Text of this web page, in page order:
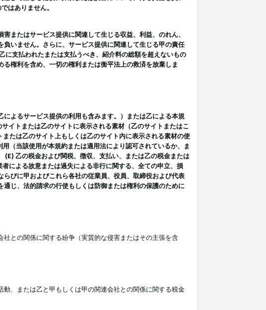
はありません。
またはサービス提供に関連して生じる収益、利益、のれん、
いません。さらに、サービス提供に関連して生じる甲の責任
支払われたまたは支払うべき、紹介料の総額を超えないもの
権利を含め、一切の権利または衡平法上の救済を放棄しま
よるサービス提供の利用も含みます。）または乙による本規
イトまたは乙のサイトに表示される素材（乙のサイトまたはこ
たは乙のサイト上もしくは乙のサイト内に表示される素材の使
（当該使用が本規約または適用法により認可されているか、ま
乙の税金および関税、徴収、支払い、または乙の税金または
による故意または過失による非行に関する、全ての申立、損
びに甲およびこれら各社の従業員、役員、取締役および代表
じ、法的請求の行使もしくは防御または権利の保護のために
との関係に関する紛争（実質的な侵害またはその主張を含
、または乙と甲もしくは甲の関連会社との関係に関する税金